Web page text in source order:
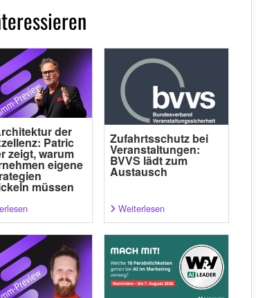
der
Patric
zeigt, warum
eigene
müssen
Zufahrtsschutz bei
Veranstaltungen:
BVVS lädt zum
Austausch
Weiterlesen